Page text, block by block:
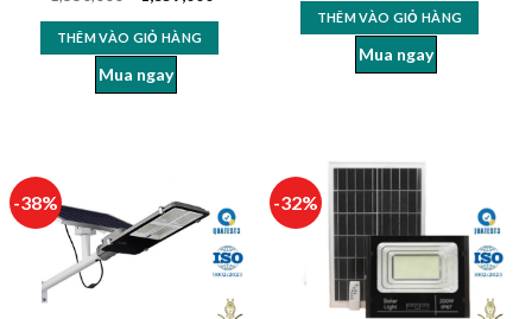
THÊM VÀO GIỎ HÀNG
Mua ngay
THÊM VÀO GIỎ HÀNG
Mua ngay
-38% -32%